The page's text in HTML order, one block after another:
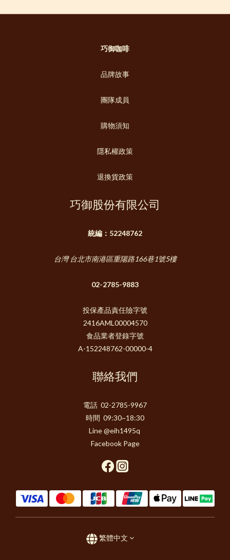
巧御咖啡
品牌故事
團隊成員
購物須知
隱私權政策
退換貨政策
巧御股份有限公司
統編：52248762
台灣 台北市南港區重陽路166巷1號5樓
02-2785-9883
投保產品責任險字號
2416AML00004570
食品業者登錄字號
A-152248762-00000-4
聯絡我們
電話 02-2785-9967
時間 09:30~18:30
Line @eih1495q
Facebook Page
繁體中文